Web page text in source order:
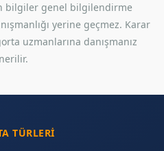
bilgiler genel bilgilendirme
yerine geçmez. Karar
uzmanlarına danışmanız
TÜRLERI